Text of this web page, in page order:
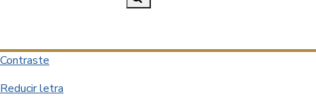
Contraste
Reducir letra